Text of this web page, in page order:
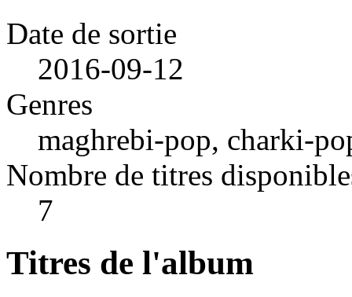
Date de sortie
2016-09-12
Genres
maghrebi-pop, charki-
Nombre de titres
7
Titres de l'album